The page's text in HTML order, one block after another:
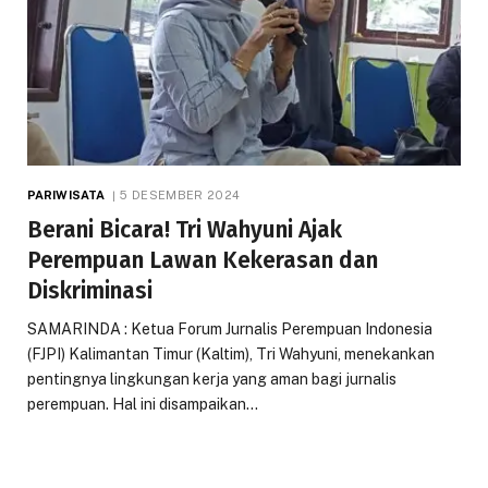
PARIWISATA 5 DESEMBER 2024
Berani Bicara! Tri Wahyuni Ajak
Perempuan Lawan Kekerasan dan
Diskriminasi
SAMARINDA : Ketua Forum Jurnalis Perempuan Indonesia
(FJPI) Kalimantan Timur (Kaltim), Tri Wahyuni, menekankan
pentingnya lingkungan kerja yang aman bagi jurnalis
perempuan. Hal ini disampaikan…